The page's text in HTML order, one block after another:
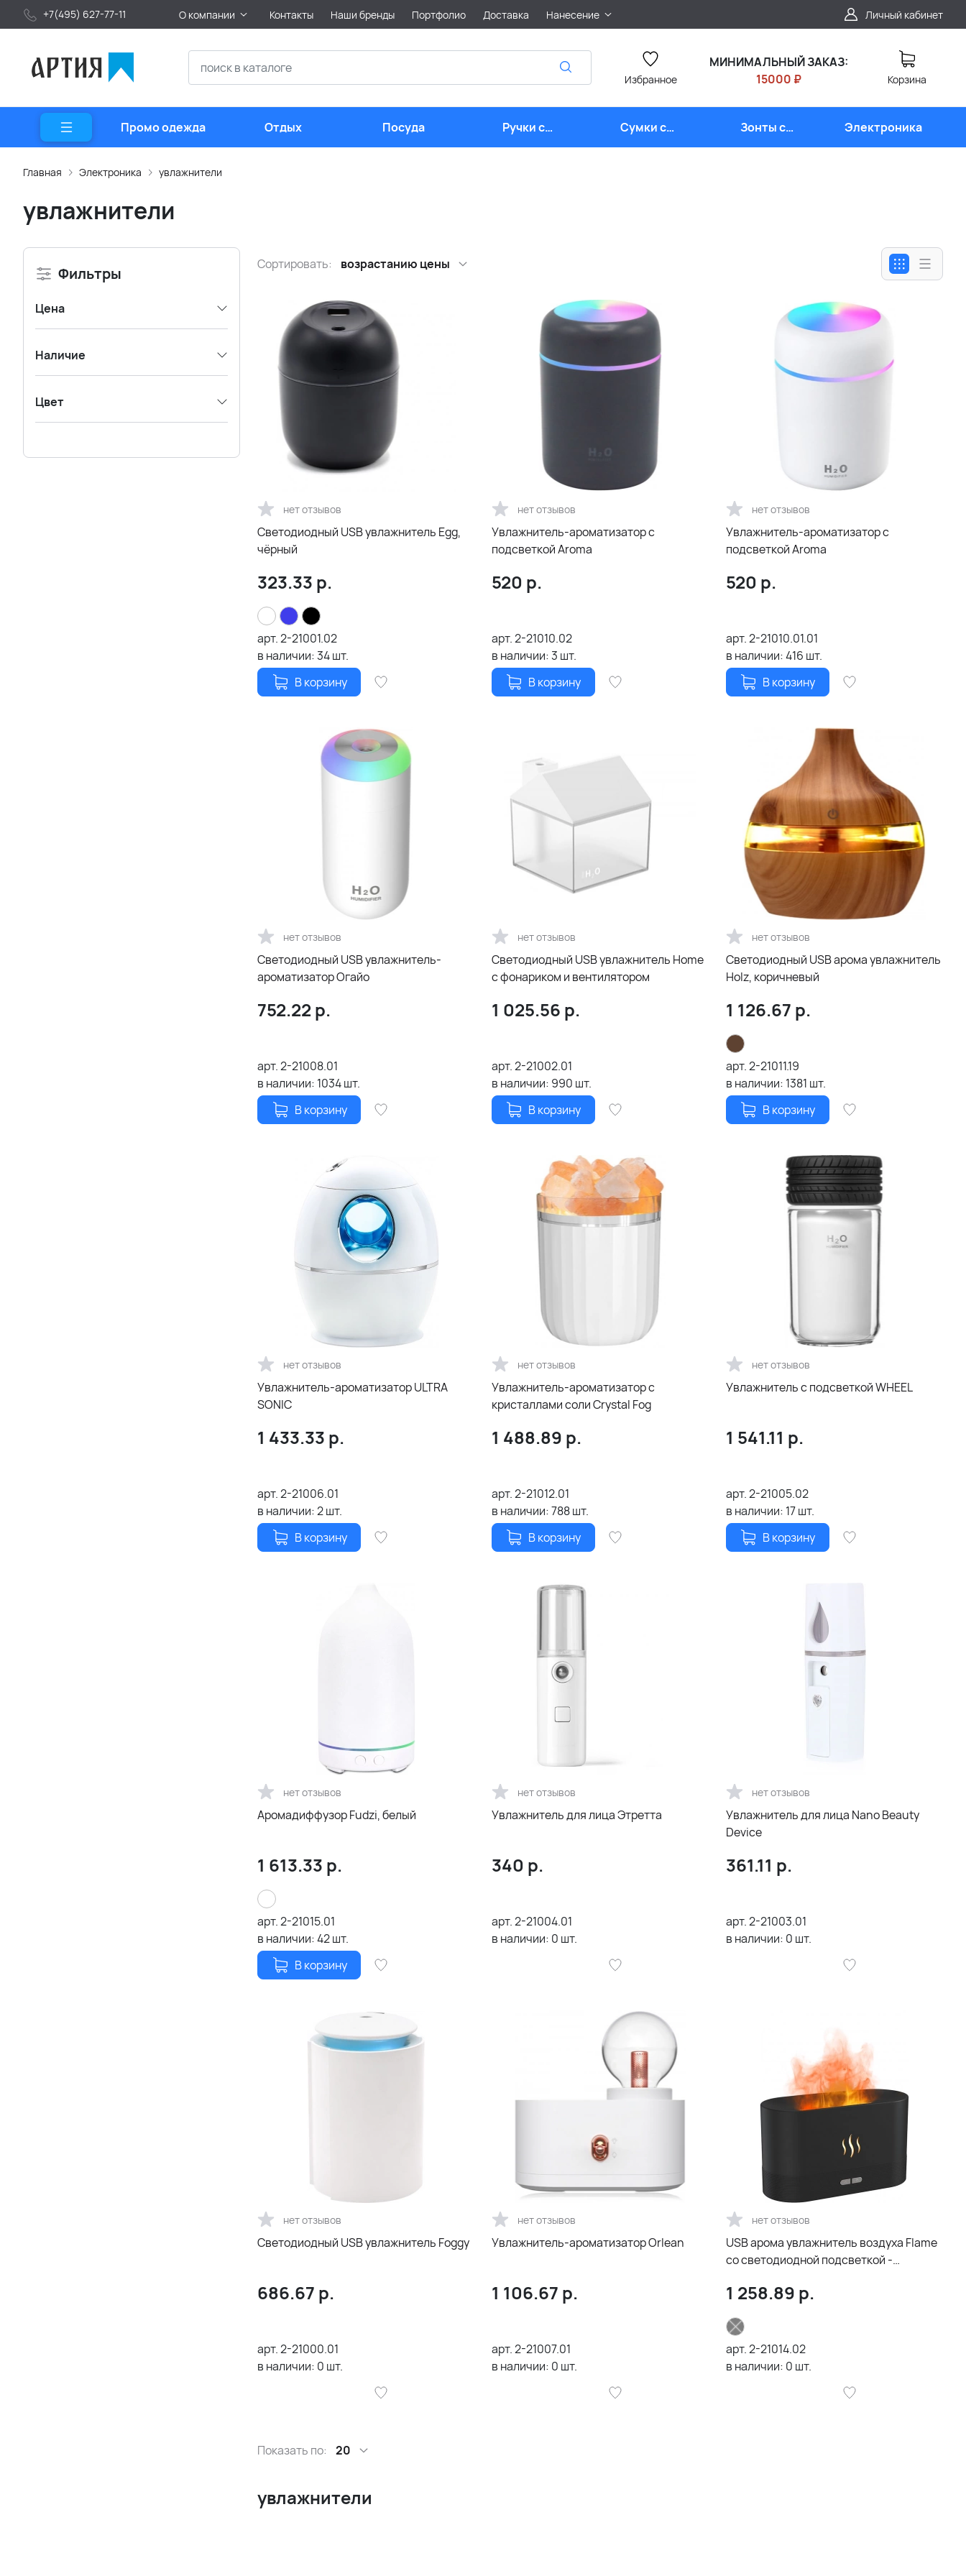
+7(495) 627-77-11 О компании Контакты Наши бренды Портфолио Доставка Нанесение Личный кабинет
Избранное
МИНИМАЛЬНЫЙ ЗАКАЗ:
15000 ₽
Корзина
Промо одежда Отдых Посуда
Ручки с
логотипом
Сумки с
логотипом
Зонты с
логотипом
Электроника
Главная Электроника увлажнители
увлажнители
Фильтры
Цена
Наличие
Цвет
Сортировать: возрастанию цены
нет отзывов
Светодиодный USB увлажнитель Egg,
чёрный
323.33 р.
арт.2-21001.02
в наличии:34шт.
В корзину
нет отзывов
Увлажнитель-ароматизатор с
подсветкой Aroma
520 р.
арт.2-21010.02
в наличии:3 шт.
В корзину
нет отзывов
Увлажнитель-ароматизатор с
подсветкой Aroma
520 р.
арт.2-21010.01.01
в наличии:416 шт.
В корзину
нет отзывов
Светодиодный USB увлажнитель-
ароматизатор Огайо
752.22 р.
арт.2-21008.01
в наличии: 1034шт.
В корзину
нет отзывов
Светодиодный USB увлажнитель Home
с фонариком и вентилятором
1 025.56 р.
арт.2-21002.01
в наличии: 990 шт.
В корзину
нет отзывов
Светодиодный USB арома увлажнитель
Holz, коричневый
1 126.67 р.
арт.2-21011.19
в наличии: 1381 шт.
В корзину
нет отзывов
Увлажнитель-ароматизатор ULTRA
SONIC
1 433.33 р.
арт.2-21006.01
в наличии:2шт.
В корзину
нет отзывов
Увлажнитель-ароматизатор с
кристаллами соли Crystal Fog
1 488.89 р.
арт.2-21012.01
в наличии:788шт.
В корзину
нет отзывов
Увлажнитель c подсветкой WHEEL
1 541.11 р.
арт.2-21005.02
в наличии: 17шт.
В корзину
нет отзывов
Аромадиффузор Fudzi, белый
1 613.33 р.
арт.2-21015.01
в наличии:42шт.
В корзину
нет отзывов
Увлажнитель для лица Этретта
340 р.
арт.2-21004.01
в наличии: 0 шт.
нет отзывов
Увлажнитель для лица Nano Beauty
Device
361.11 р.
арт.2-21003.01
в наличии: 0 шт.
нет отзывов
Светодиодный USB увлажнитель Foggy
686.67 р.
арт.2-21000.01
в наличии: 0 шт.
нет отзывов
Увлажнитель-ароматизатор Orlean
1 106.67 р.
арт.2-21007.01
в наличии: 0 шт.
нет отзывов
USB арома увлажнитель воздуха Flame
со светодиодной подсветкой -
1 258.89 р.
арт.2-21014.02
в наличии: 0 шт.
Показать по: 20
увлажнители